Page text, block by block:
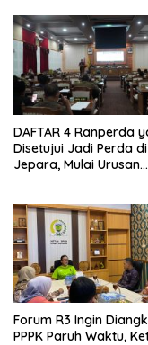
DAFTAR 4 Ranperda
Disetujui Jadi Perda di
Jepara, Mulai Urusan
Forum R3 Ingin
PPPK Paruh Waktu,